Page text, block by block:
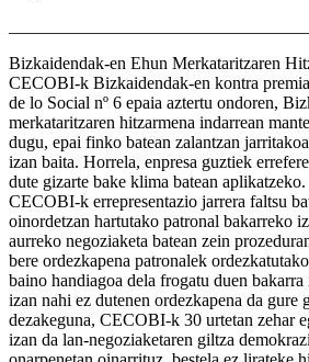
Bizkaidendak-en Ehun Merkataritzaren
CECOBI-k Bizkaidendak-en kontra
de lo Social nº 6 epaia aztertu ondoren,
merkataritzaren hitzarmena indarrean
dugu, epai finko batean zalantzan
izan baita. Horrela, enpresa guztiek
dute gizarte bake klima batean aplikatzeko.
CECOBI-k errepresentazio jarrera faltsu
oinordetzan hartutako patronal bakarreko
aurreko negoziaketa batean zein
bere ordezkapena patronalek
baino handiagoa dela frogatu duen
izan nahi ez dutenen ordezkapena da gure
dezakeguna, CECOBI-k 30 urtetan zehar
izan da lan-negoziaketaren giltza